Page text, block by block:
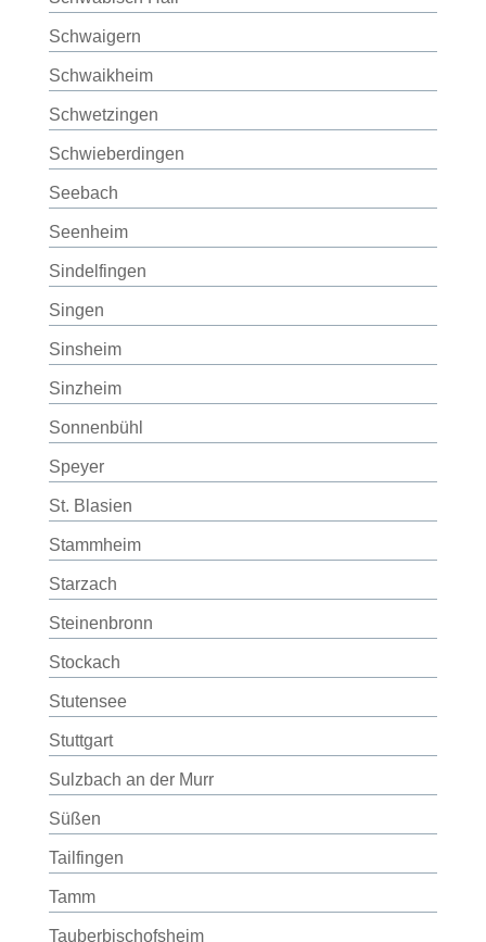
Schwaigern
Schwaikheim
Schwetzingen
Schwieberdingen
Seebach
Seenheim
Sindelfingen
Singen
Sinsheim
Sinzheim
Sonnenbühl
Speyer
St. Blasien
Stammheim
Starzach
Steinenbronn
Stockach
Stutensee
Stuttgart
Sulzbach an der Murr
Süßen
Tailfingen
Tamm
Tauberbischofsheim